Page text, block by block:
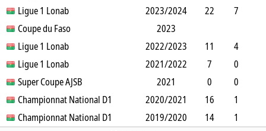
0
1 0 0 0 11
Ligue 1 Lonab 2023/2024 22
7
11
10 2 0
Coupe du Faso
2023
Ligue 1 Lonab
2022/2023 11
4
3
14 1 0 0 641
Ligue 1 Lonab 2021/2022 7
0
5
1 0 517
Super Coupe AJSB 2021 0
0
0
1 0 0 0 0
Championnat National D1 2020/2021 16
1
9
2 0 0 0 1225
Championnat National D1 2019/2020 14
1